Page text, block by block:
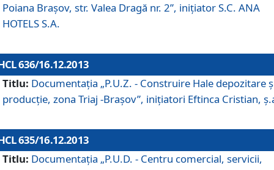
Poiana Braşov, str. Valea Dragă nr. 2”, iniţiator S.C. ANA
HOTELS S.A.
636/16.12.2013
Titlu: Documentaţia „P.U.Z. - Construire Hale depozitare
producţie, zona Triaj -Braşov”, iniţiatori Eftinca Cristian,
635/16.12.2013
Titlu: Documentaţia „P.U.D. - Centru comercial, servicii,